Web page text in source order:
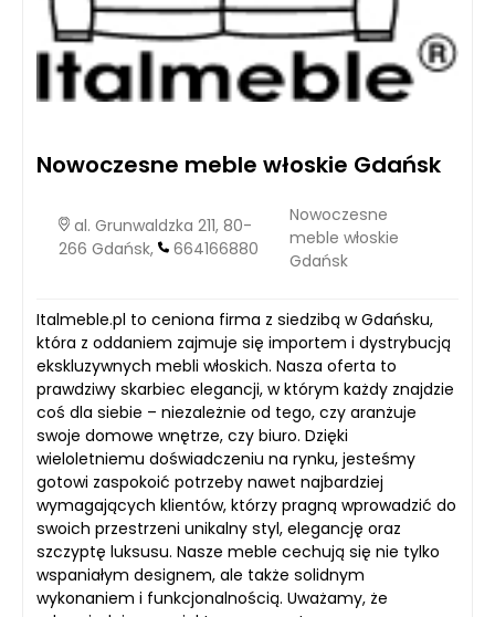
Nowoczesne meble włoskie Gdańsk
al. Grunwaldzka 211, 80-
266 Gdańsk,
664166880
Nowoczesne
meble włoskie
Gdańsk
Italmeble.pl to ceniona firma z siedzibą w Gdańsku,
która z oddaniem zajmuje się importem i dystrybucją
ekskluzywnych mebli włoskich. Nasza oferta to
prawdziwy skarbiec elegancji, w którym każdy znajdzie
coś dla siebie – niezależnie od tego, czy aranżuje
swoje domowe wnętrze, czy biuro. Dzięki
wieloletniemu doświadczeniu na rynku, jesteśmy
gotowi zaspokoić potrzeby nawet najbardziej
wymagających klientów, którzy pragną wprowadzić do
swoich przestrzeni unikalny styl, elegancję oraz
szczyptę luksusu. Nasze meble cechują się nie tylko
wspaniałym designem, ale także solidnym
wykonaniem i funkcjonalnością. Uważamy, że